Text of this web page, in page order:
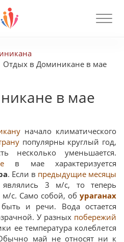
Отдых в Доминикане в мае
в мае
начало климатического
популярны круглый год,
несколько уменьшается.
в мае характеризуется
. Если в предыдущие месяцы
являлись 3 м/с, то теперь
с. Само собой, об ураганах
и речи. Вода остается
У разных побережий
ее температура колеблется
май не относят ни к